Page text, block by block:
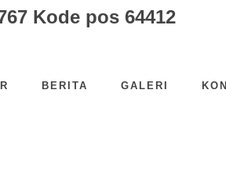
Kode pos 64412
BERITA GALERI